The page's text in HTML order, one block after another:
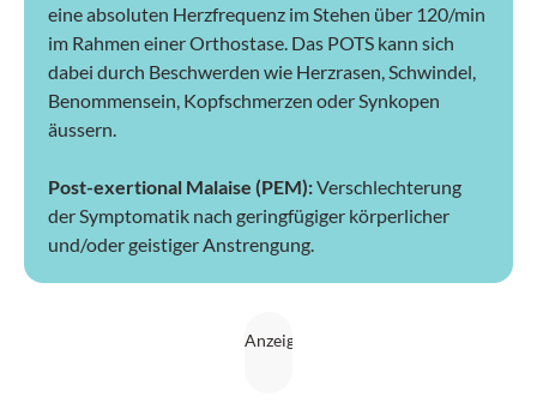
eine absoluten Herzfrequenz im Stehen über 120/min
im Rahmen einer Orthostase. Das POTS kann sich
dabei durch Beschwerden wie Herzrasen, Schwindel,
Benommensein, Kopfschmerzen oder Synkopen
äussern.
Post-exertional Malaise (PEM):Verschlechterung
der Symptomatik nach geringfügiger körperlicher
und/oder geistiger Anstrengung.